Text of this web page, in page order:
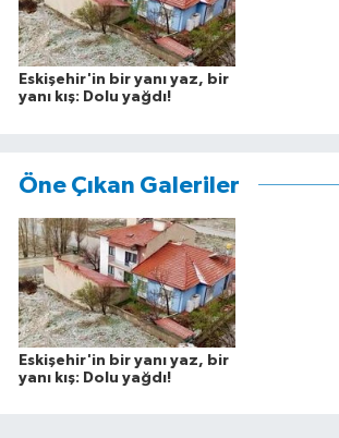
Eskişehir'in bir yanı yaz, bir
yanı kış: Dolu yağdı!
Öne Çıkan Galeriler
Eskişehir'in bir yanı yaz, bir
yanı kış: Dolu yağdı!